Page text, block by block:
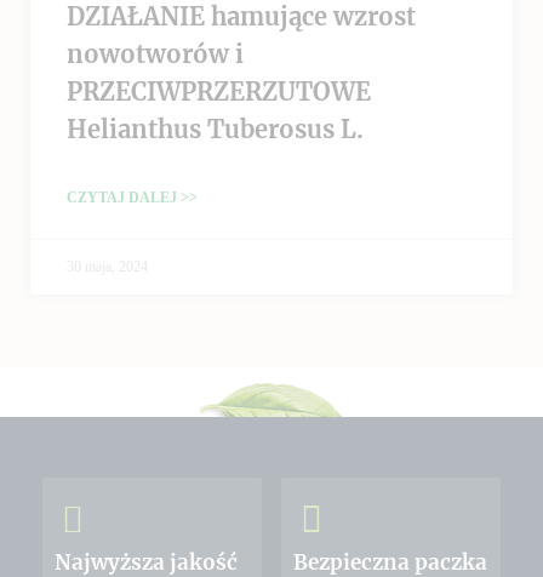
DZIAŁANIE hamujące wzrost
nowotworów i
PRZECIWPRZERZUTOWE
Helianthus Tuberosus L.
CZYTAJ DALEJ >>
30 maja, 2024
Najwyższa jakość Bezpieczna paczka